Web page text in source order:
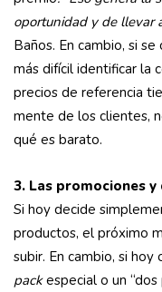
oportunidad y de llevar
Baños. En cambio, si
más difícil identificar la
precios de referencia
mente de los clientes,
qué es barato.
3. Las promociones
Si hoy decide
productos, el próximo
subir. En cambio, si
packespecial o un “dos